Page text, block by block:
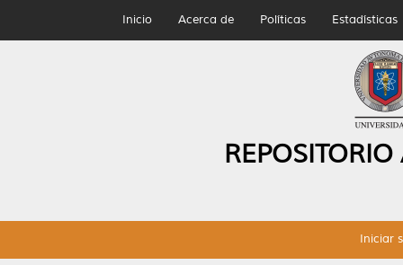
Inicio Acerca de Políticas Estadísticas
Iniciar